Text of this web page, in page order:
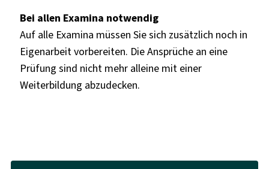
Bei allen Examina notwendig
Auf alle Examina müssen Sie sich zusätzlich noch in
Eigenarbeit vorbereiten. Die Ansprüche an eine
Prüfung sind nicht mehr alleine mit einer
Weiterbildung abzudecken.